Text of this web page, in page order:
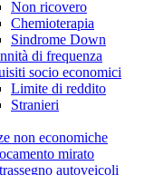
Non ricovero
Chemioterapia
Sindrome Down
di frequenza
socio economici
Limite di reddito
Stranieri
non economiche
mirato
autoveicoli